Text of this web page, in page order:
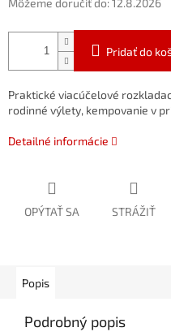
Môžeme doručiť do:12.8.2026
Pridať do
Praktické viacúčelové
rodinné výlety, kempovanie v
Detailné informácie
OPÝTAŤ SA STRÁŽIŤ
Popis
Podrobný popis